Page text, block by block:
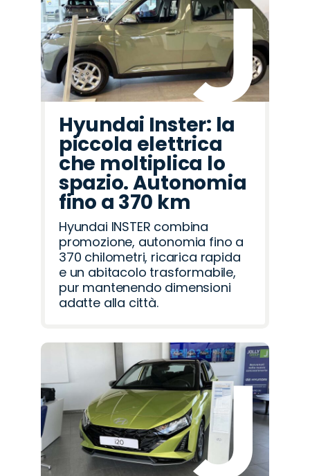
Hyundai Inster: la
piccola elettrica
che moltiplica lo
spazio. Autonomia
fino a 370 km
Hyundai INSTER combina
promozione, autonomia fino a
370 chilometri, ricarica rapida
e un abitacolo trasformabile,
pur mantenendo dimensioni
adatte alla città.